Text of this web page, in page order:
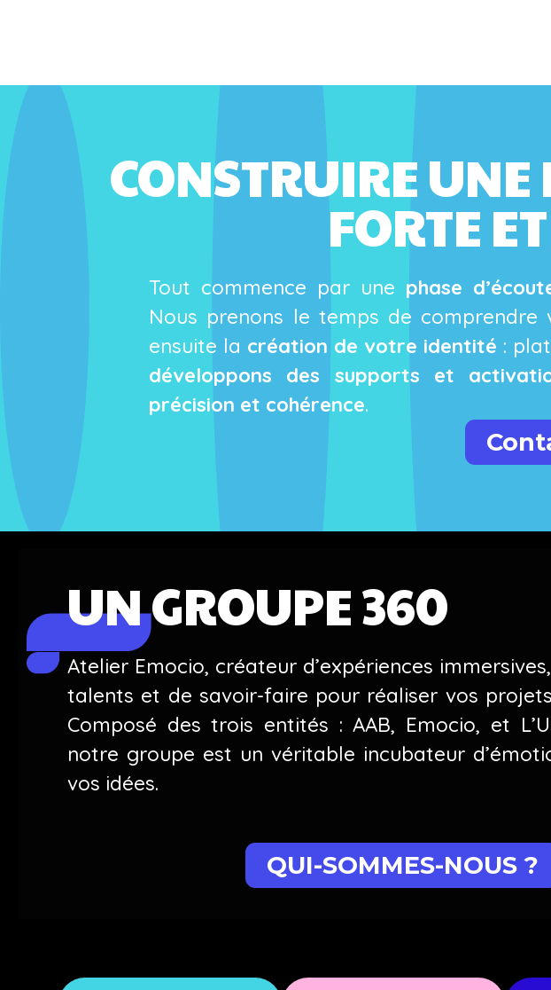
CONSTRUIRE
FORTE
Tout commence par une phase
Nous prenons le temps de
ensuite la création de votre identité :
développons des supports et
précision et cohérence.
UN GROUPE 360
Atelier Emocio, créateur d’expériences
talents et de savoir-faire pour réaliser vos
Composé des trois entités : AAB, Emocio, et
notre groupe est un véritable incubateur
vos idées.
QUI-SOMMES-NOUS ?